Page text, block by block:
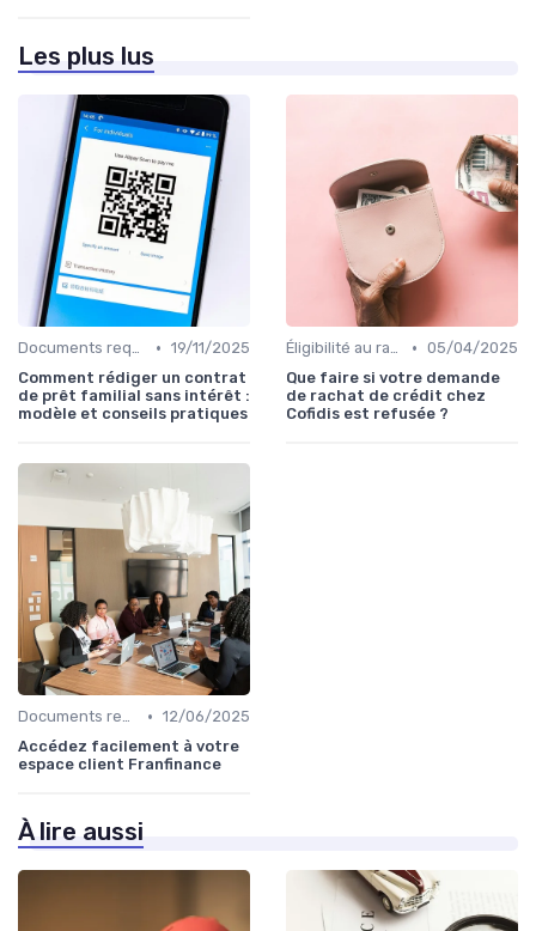
Les plus lus
Documents requis et démarches • 19/11/2025
Comment rédiger un contrat
de prêt familial sans intérêt :
modèle et conseils pratiques
Éligibilité au rachat de crédit • 05/04/2025
Que faire si votre demande
de rachat de crédit chez
Cofidis est refusée ?
Documents requis et démarches • 12/06/2025
Accédez facilement à votre
espace client Franfinance
À lire aussi